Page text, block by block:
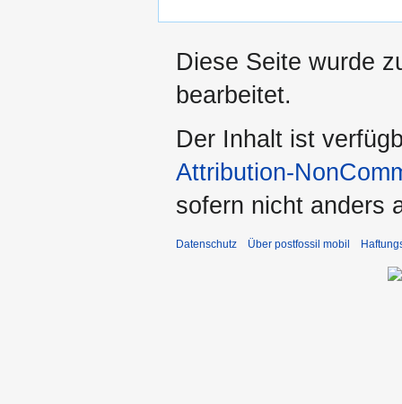
Diese Seite wurde
bearbeitet.
Der Inhalt ist
Attribution-
sofern nicht anders
Datenschutz Über postfossil mobil